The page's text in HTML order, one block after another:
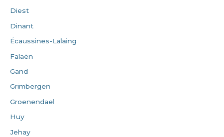
Diest
Dinant
Écaussines-Lalaing
Falaën
Gand
Grimbergen
Groenendael
Huy
Jehay